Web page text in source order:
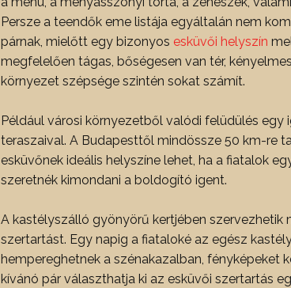
Persze a teendők eme listája egyáltalán nem
párnak, mielőtt egy bizonyos esküvői helyszín
megfelelően tágas, bőségesen van tér,
környezet szépsége szintén sokat számít.
Például városi környezetből valódi felüdülés
teraszaival. A Budapesttől mindössze 50 km-re
esküvőnek ideális helyszíne lehet, ha a fiatalok
szeretnék kimondani a boldogító igent.
A kastélyszálló gyönyörű kertjében
szertartást. Egy napig a fiataloké az egész
hempereghetnek a szénakazalban, fényképeket
kívánó pár választhatja ki az esküvői szertartás